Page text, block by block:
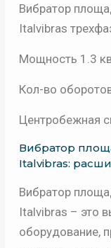
Вибратор
Italvibras
Мощность 1.3
Кол-во
Центробежная
Вибратор
Italvibras:
Вибратор
Italvibras – это
оборудование,